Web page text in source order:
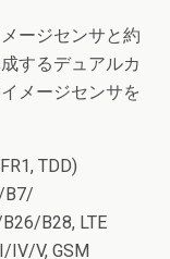
ージセンサと約
するデュアルカ
メージセンサを
TDD)
B7/
B28, LTE
IV/V, GSM